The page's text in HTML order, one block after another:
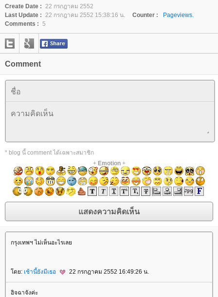
Create Date : 22 กรกฎาคม 2552
Last Update : 22 กรกฎาคม 2552 15:38:16 น. Counter :
Pageviews.
Comments : 5
Comment
* blog นี้ comment ได้เฉพาะสมาชิก
+ Emotion+
กรุงเทพฯ ไม่เห็นอะไรเล
ดย: เช้านี้ยังมีเธอ 22 กรกฎาคม 2552 16:49:26 น.
อิจฉาจังค่ะ